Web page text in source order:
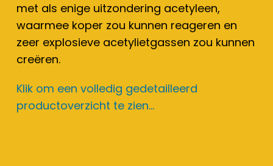
met als enige uitzondering acetyleen,
waarmee koper zou kunnen reageren en
zeer explosieve acetylietgassen zou kunnen
creëren.
Klik om een volledig gedetailleerd
productoverzicht te zien...